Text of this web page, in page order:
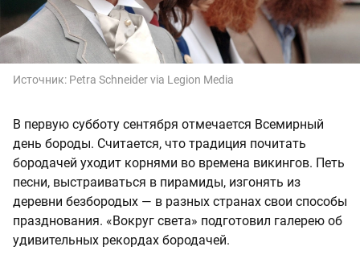
Источник: Petra Schneider via Legion Media
В первую субботу сентября отмечается Всемирный
день бороды. Считается, что традиция почитать
бородачей уходит корнями во времена викингов. Петь
песни, выстраиваться в пирамиды, изгонять из
деревни безбородых — в разных странах свои способы
празднования. «Вокруг света» подготовил галерею об
удивительных рекордах бородачей.